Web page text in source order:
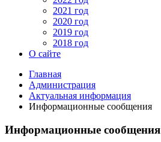
2021 год
2020 год
2019 год
2018 год
О сайте
Главная
Администрация
Актуальная информация
Информационные сообщения
Информационные сообщения